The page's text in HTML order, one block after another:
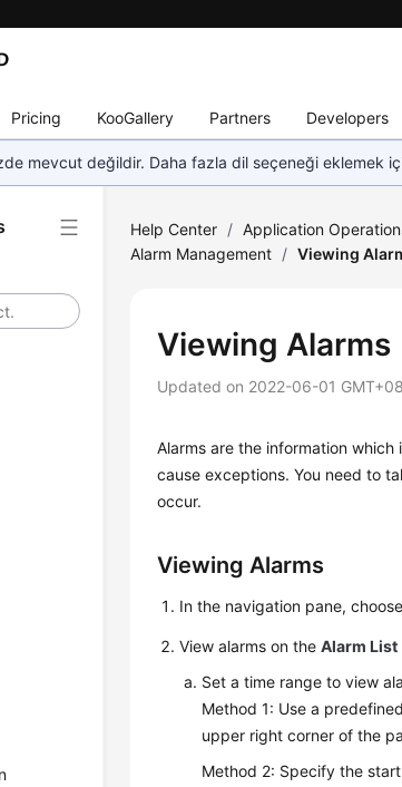
Pricing KooGallery Partners Developers
mevcut değildir. Daha fazla dil seçeneği eklemek
Help Center / Application
Alarm Management / Viewing
Viewing Alarms
Updated on 2022-06-01
Alarms are the information
cause exceptions. You need to
occur.
Viewing Alarms
In the navigation pane,
View alarms on theAlarm List
Set a time range to view
Method 1: Use a
upper right corner of the
Method 2: Specify the